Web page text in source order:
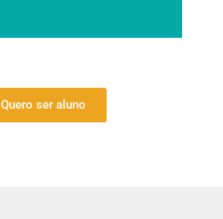
Quero ser aluno